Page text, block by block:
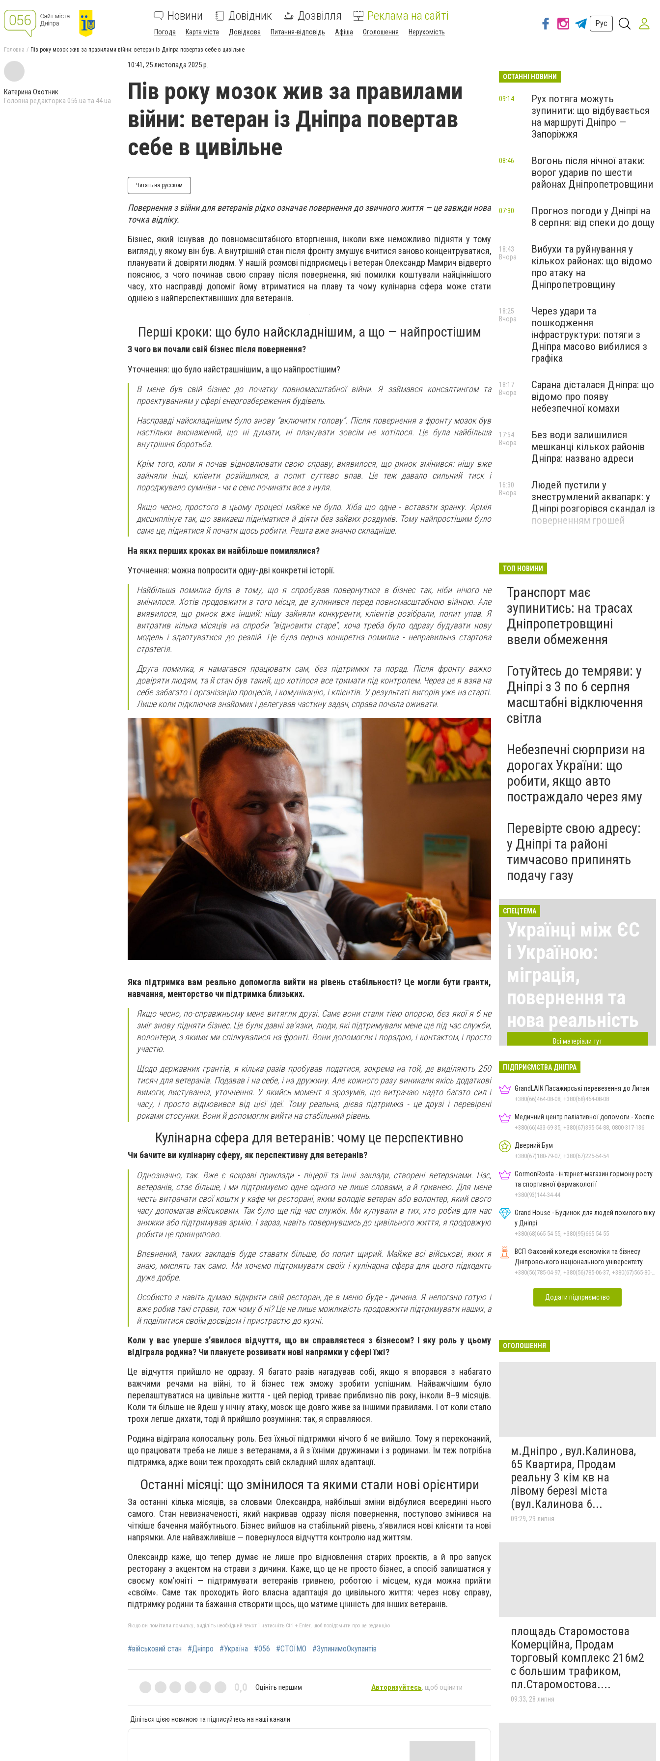
Новини Довідник Дозвілля Реклама на сайті
Погода Карта міста Довідкова Питання-відповідь Афіша Оголошення Нерухомість
Рус
Головна Пів року мозок жив за правилами війни: ветеран із Дніпра повертав себе в цивільне
Катерина Охотник
Головна редакторка 056.ua та 44.ua
10:41, 25 листопада 2025 р.
Пів року мозок жив за правилами
війни: ветеран із Дніпра повертав
себе в цивільне
Читать на русском
Повернення з війни для ветеранів рідко означає повернення до звичного життя — це завжди нова
точка відліку.
Бізнес, який існував до повномасштабного вторгнення, інколи вже неможливо підняти у тому
вигляді, у якому він був. А внутрішній стан після фронту змушує вчитися заново концентруватися,
планувати й довіряти людям. У нашій розмові підприємець і ветеран Олександр Мамрич відверто
пояснює, з чого починав свою справу після повернення, які помилки коштували найціннішого
часу, хто насправді допоміг йому втриматися на плаву та чому кулінарна сфера може стати
однією з найперспективніших для ветеранів.
Перші кроки: що було найскладнішим, а що — найпростішим
З чого ви почали свій бізнес після повернення?
Уточнення: що було найстрашнішим, а що найпростішим?
В мене був свій бізнес до початку повномасштабної війни. Я займався консалтингом та
проектуванням у сфері енергозбереження будівель.
Насправді найскладнішим було знову “включити голову”. Після повернення з фронту мозок був
настільки виснажений, що ні думати, ні планувати зовсім не хотілося. Це була найбільша
внутрішня боротьба.
Крім того, коли я почав відновлювати свою справу, виявилося, що ринок змінився: нішу вже
зайняли інші, клієнти розійшлися, а попит суттєво впав. Це теж давало сильний тиск і
породжувало сумніви - чи є сенс починати все з нуля.
Якщо чесно, простого в цьому процесі майже не було. Хіба що одне - вставати зранку. Армія
дисциплінує так, що звикаєш підніматися й діяти без зайвих роздумів. Тому найпростішим було
саме це, піднятися й почати щось робити. Решта вже значно складніше.
На яких перших кроках ви найбільше помилялися?
Уточнення: можна попросити одну-дві конкретні історії.
Найбільша помилка була в тому, що я спробував повернутися в бізнес так, ніби нічого не
змінилося. Хотів продовжити з того місця, де зупинився перед повномасштабною війною. Але
виявилося, що ринок вже інший: нішу зайняли конкуренти, клієнтів розібрали, попит упав. Я
витратив кілька місяців на спроби “відновити старе”, хоча треба було одразу будувати нову
модель і адаптуватися до реалій. Це була перша конкретна помилка - неправильна стартова
стратегія.
Друга помилка, я намагався працювати сам, без підтримки та порад. Після фронту важко
довіряти людям, та й стан був такий, що хотілося все тримати під контролем. Через це я взяв на
себе забагато і організацію процесів, і комунікацію, і клієнтів. У результаті вигорів уже на старті.
Лише коли підключив знайомих і делегував частину задач, справа почала оживати.
Яка підтримка вам реально допомогла вийти на рівень стабільності? Це могли бути гранти,
навчання, менторство чи підтримка близьких.
Якщо чесно, по-справжньому мене витягли друзі. Саме вони стали тією опорою, без якої я б не
зміг знову підняти бізнес. Це були давні зв’язки, люди, які підтримували мене ще під час служби,
волонтери, з якими ми спілкувалися на фронті. Вони допомогли і порадою, і контактом, і просто
участю.
Щодо державних грантів, я кілька разів пробував податися, зокрема на той, де виділяють 250
тисяч для ветеранів. Подавав і на себе, і на дружину. Але кожного разу виникали якісь додаткові
вимоги, листування, уточнення. У якийсь момент я зрозумів, що витрачаю надто багато сил і
часу, і просто відмовився від цієї ідеї. Тому реальна, дієва підтримка - це друзі і перевірені
роками стосунки. Вони й допомогли вийти на стабільний рівень.
Кулінарна сфера для ветеранів: чому це перспективно
Чи бачите ви кулінарну сферу, як перспективну для ветеранів?
Однозначно, так. Вже є яскраві приклади - піцерії та інші заклади, створені ветеранами. Нас,
ветеранів, стає більше, і ми підтримуємо одне одного не лише словами, а й гривнею. Для мене
честь витрачати свої кошти у кафе чи ресторані, яким володіє ветеран або волонтер, який свого
часу допомагав військовим. Так було ще під час служби. Ми купували в тих, хто робив для нас
знижки або підтримував армію. І зараз, навіть повернувшись до цивільного життя, я продовжую
робити це принципово.
Впевнений, таких закладів буде ставати більше, бо попит щирий. Майже всі військові, яких я
знаю, мислять так само. Ми хочемо підтримувати своїх і кулінарна сфера для цього підходить
дуже добре.
Особисто я навіть думаю відкрити свій ресторан, де в меню буде - дичина. Я непогано готую і
вже робив такі страви, тож чому б ні? Це не лише можливість продовжити підтримувати наших, а
й поділитися своїм досвідом і пристрастю до кухні.
Коли у вас уперше з’явилося відчуття, що ви справляєтеся з бізнесом? І яку роль у цьому
відіграла родина? Чи плануєте розвивати нові напрямки у сфері їжі?
Це відчуття прийшло не одразу. Я багато разів нагадував собі, якщо я впорався з набагато
важчими речами на війні, то й бізнес теж зможу зробити успішним. Найважчішим було
перелаштуватися на цивільне життя - цей період триває приблизно пів року, інколи 8–9 місяців.
Коли ти більше не йдеш у нічну атаку, мозок ще довго живе за іншими правилами. І от коли стало
трохи легше дихати, тоді й прийшло розуміння: так, я справляюся.
Родина відіграла колосальну роль. Без їхньої підтримки нічого б не вийшло. Тому я переконаний,
що працювати треба не лише з ветеранами, а й з їхніми дружинами і з родинами. Їм теж потрібна
підтримка, адже вони теж проходять свій складний шлях адаптації.
Останні місяці: що змінилося та якими стали нові орієнтири
За останні кілька місяців, за словами Олександра, найбільші зміни відбулися всередині нього
самого. Стан невизначеності, який накривав одразу після повернення, поступово змінився на
чіткіше бачення майбутнього. Бізнес вийшов на стабільний рівень, з’явилися нові клієнти та нові
напрямки. Але найважливіше — повернулося відчуття контролю над життям.
Олександр каже, що тепер думає не лише про відновлення старих проєктів, а й про запуск
ресторану з акцентом на страви з дичини. Каже, що це не просто бізнес, а спосіб залишатися у
своєму ком’юніті — підтримувати ветеранів гривнею, роботою і місцем, куди можна прийти
«своїм». Саме так проходить його власна адаптація до цивільного життя: через нову справу,
підтримку родини та бажання створити щось, що матиме цінність для інших ветеранів.
Якщо ви помітили помилку, виділіть необхідний текст і натисніть Ctrl + Enter, щоб повідомити про це редакцію
#військовий стан #Дніпро #Україна #056 #СТОЇМО #ЗупинимоОкупантів
0,0 Оцініть першим Авторизуйтесь, щоб оцінити
Діліться цією новиною та підписуйтесь на наші канали
ОСТАННІ НОВИНИ
Рух потяга можуть
зупинити: що відбувається
на маршруті Дніпро —
Запоріжжя
09:14
Вогонь після нічної атаки:
ворог ударив по шести
районах Дніпропетровщини
08:46
Прогноз погоди у Дніпрі на
8 серпня: від спеки до дощу
07:30
Вибухи та руйнування у
кількох районах: що відомо
про атаку на
Дніпропетровщину
18:43
Вчора
Через удари та
пошкодження
інфраструктури: потяги з
Дніпра масово вибилися з
графіка
18:25
Вчора
Сарана дісталася Дніпра: що
відомо про появу
небезпечної комахи
18:17
Вчора
Без води залишилися
мешканці кількох районів
Дніпра: названо адреси
17:54
Вчора
Людей пустили у
знеструмлений аквапарк: у
Дніпрі розгорівся скандал із
поверненням грошей
16:30
Вчора
ТОП НОВИНИ
Транспорт має
зупинитись: на трасах
Дніпропетровщині
ввели обмеження
Готуйтесь до темряви: у
Дніпрі з 3 по 6 серпня
масштабні відключення
світла
Небезпечні сюрпризи на
дорогах України: що
робити, якщо авто
постраждало через яму
Перевірте свою адресу:
у Дніпрі та районі
тимчасово припинять
подачу газу
СПЕЦТЕМА
Українці між ЄС
і Україною:
міграція,
повернення та
нова реальність
Всі матеріали тут
ПІДПРИЄМСТВА ДНІПРА
GrandLAIN Пасажирські перевезення до Литви
+380(66)464-08-08, +380(68)464-08-08
Медичний центр паліативної допомоги - Хоспіс
+380(66)433-69-35, +380(67)395-54-88, 0800-317-136
Дверний Бум
+380(67)180-79-07, +380(67)225-54-54
GormonRosta - інтернет-магазин гормону росту
та спортивної фармакології
+380(93)144-34-44
Grand House - Будинок для людей похилого віку
у Дніпрі
+380(68)665-54-55, +380(95)665-54-55
ВСП Фаховий коледж економіки та бізнесу
Дніпровського національного університету
імені Олеся Гончара
Додати підприємство
ОГОЛОШЕННЯ
м.Дніпро , вул.Калинова,
65 Квартира, Продам
реальну 3 кім кв на
лівому березі міста
(вул.Калинова 6...
09:29, 29 липня
площадь Старомостова
Комерційна, Продам
торговый комплекс 216м2
с большим трафиком,
пл.Старомостова....
09:33, 28 липня